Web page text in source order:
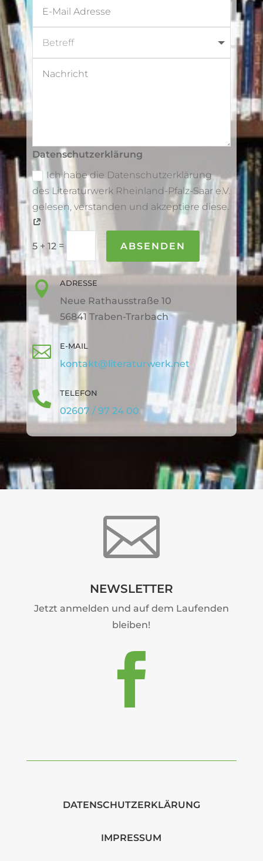
Datenschutzerklärung
Ich habe die Datenschutzerklärung
des Literaturwerk Rheinland-Pfalz-Saar e.V.
gelesen, verstanden und akzeptiere diese.
5 + 12= ABSENDEN
 ADRESSE
Neue Rathausstraße 10
56841 Traben-Trarbach
 E-MAIL
kontakt@literaturwerk.net
 TELEFON
02607 / 97 24 00

NEWSLETTER
Jetzt anmelden und auf dem Laufenden
bleiben!

DATENSCHUTZERKLÄRUNG
IMPRESSUM